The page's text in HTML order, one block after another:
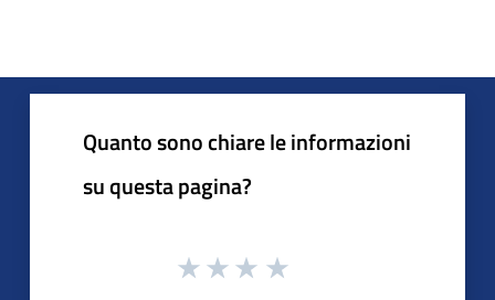
Quanto sono chiare le informazioni
su questa pagina?